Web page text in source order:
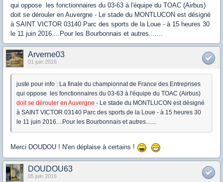
qui oppose les fonctionnaires du 03-63 à l'équipe du TOAC (Airbus)
doit se dérouler en Auvergne - Le stade du MONTLUCON est désigné
à SAINT VICTOR 03140 Parc des sports de la Loue - à 15 heures 30
le 11 juin 2016....Pour les Bourbonnais et autres.......
Arverne03
01 juin 2016
juste pour info : La finale du championnat de France des Entreprises
qui oppose les fonctionnaires du 03-63 à l'équipe du TOAC (Airbus)
doit se dérouler en Auvergne - Le stade du MONTLUCON est désigné
à SAINT VICTOR 03140 Parc des sports de la Loue - à 15 heures 30
le 11 juin 2016....Pour les Bourbonnais et autres.......
Merci DOUDOU ! N'en déplaise à certains !
DOUDOU63
05 juin 2016